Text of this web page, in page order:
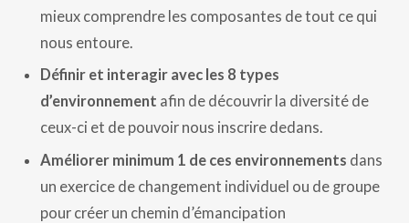
mieux comprendre les composantes de tout ce qui
nous entoure.
Définir et interagir avec les 8 types
d’environnement afin de découvrir la diversité de
ceux-ci et de pouvoir nous inscrire dedans.
Améliorer minimum 1 de ces environnements dans
un exercice de changement individuel ou de groupe
pour créer un chemin d’émancipation